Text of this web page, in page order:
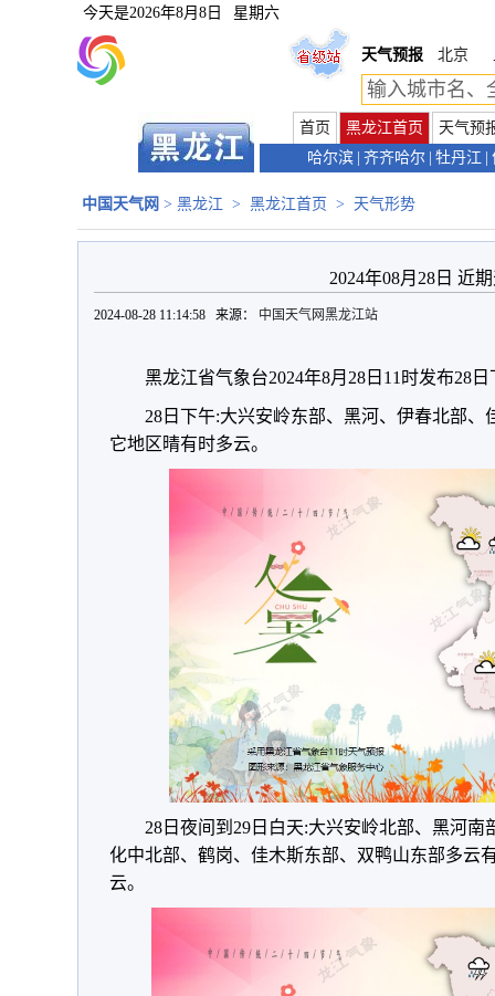
今天是2026年8月8日 星期六
天气预报 北京
首页 黑龙江首页
天气预
哈尔滨 齐齐哈尔 牡丹江
中国天气网 > 黑龙江 > 黑龙江首页 > 天气形势
2024年08月28日 近
2024-08-28 11:14:58 来源： 中国天气网黑龙江站
黑龙江省气象台2024年8月28日11时发布28
28日下午:大兴安岭东部、黑河、伊春北部
它地区晴有时多云。
28日夜间到29日白天:大兴安岭北部、黑河
化中北部、鹤岗、佳木斯东部、双鸭山东部多云
云。